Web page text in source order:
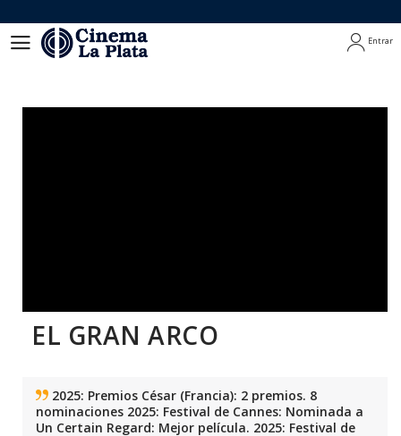
Entrar
EL GRAN ARCO
2025: Premios César (Francia): 2 premios. 8
nominaciones 2025: Festival de Cannes: Nominada a
Un Certain Regard: Mejor película. 2025: Festival de